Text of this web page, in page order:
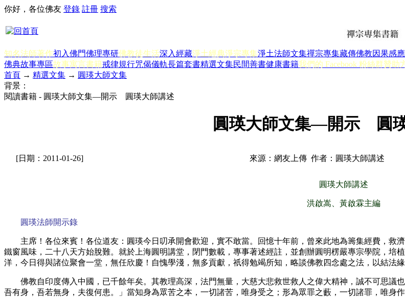
你好，各位佛友 登錄 註冊 搜索
知名法師著作初入佛門佛理專研佛教徒生活深入經藏淨土經典淨宗專集淨土法師文集禪宗專集藏傳佛教因果感應
佛典故事專區故事寓言書籍戒律規行咒偈儀軌長篇套書精選文集民間善書健康書籍我們的 Facebook 粉絲群贊助
首頁 → 精選文集 → 圓瑛大師文集
背景：
閱讀書籍 - 圓瑛大師文集—開示 圓瑛大師講述
圓瑛大師文集—開示 圓
[日期：2011-01-26] 來源：網友上傳 作者：圓瑛大師講述
圓瑛大師講述
洪啟嵩 、黃啟霖主編
圓瑛法師開示錄
主席！各位來賓！各位道友：圓瑛今日叨承開會歡迎，實不敢當。回憶十年前，曾來此地為籌集經費，
鐵窗風味，二十八天方始脫難。就於上海圓明講堂，閉門數載，專事著述經註，並創辦圓明楞嚴專宗學院，培
洋，今日得與諸位聚會一堂，無任欣慶！自愧學淺，無多貢獻，祇得勉竭所知，略談佛教四念處之法，以結法
佛教自印度傳入中國，已千餘年矣。其教理高深，法門無量，大慈大悲救世救人之偉大精神，誠不可思
吾有身，吾若無身，夫復何患。」當知身為眾苦之本，一切諸苦，唯身受之；形為眾罪之藪，一切諸罪，唯身